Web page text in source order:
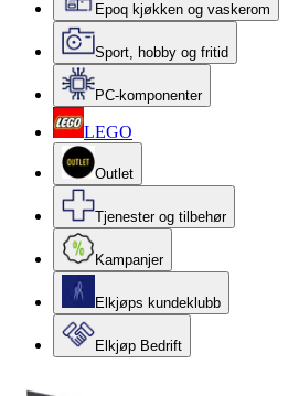
Epoq kjøkken og vaskerom
Sport, hobby og fritid
PC-komponenter
LEGO
Outlet
Tjenester og tilbehør
Kampanjer
Elkjøps kundeklubb
Elkjøp Bedrift